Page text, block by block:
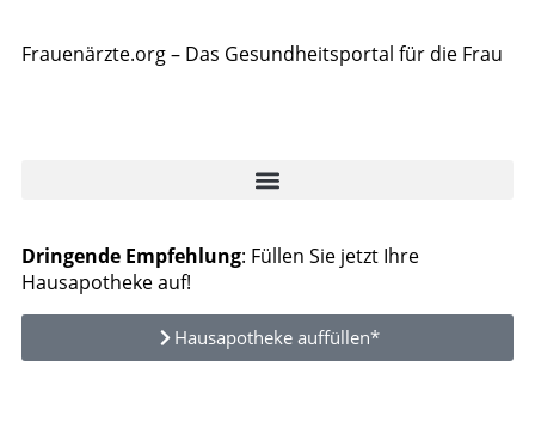
Frauenärzte.org – Das Gesundheitsportal für die Frau
Dringende Empfehlung: Füllen Sie jetzt Ihre
Hausapotheke auf!
Hausapotheke auffüllen*